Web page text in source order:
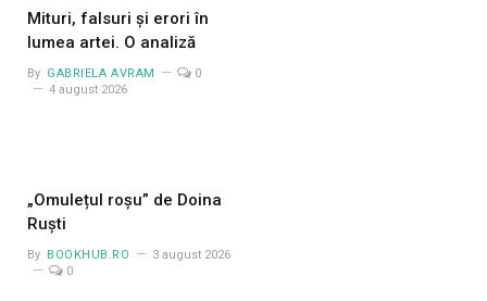
Mituri, falsuri și erori în
lumea artei. O analiză
By GABRIELA AVRAM
4 august 2026
0
„Omulețul roșu” de Doina
Ruști
By BOOKHUB.RO
3 august 2026
0